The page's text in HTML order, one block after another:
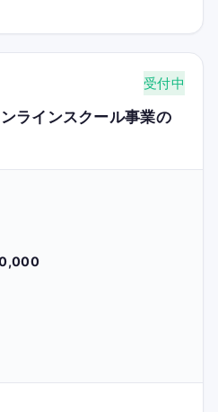
受付中
ラインスクール事業の